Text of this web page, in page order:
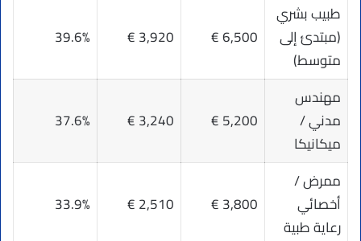
طبيب بشري
(مبتدئ إلى
متوسط)
6,500 €
3,920 €
39.6%
مهندس
مدني /
ميكانيكا
5,200 €
3,240 €
37.6%
ممرض /
أخصائي
رعاية طبية
3,800 €
2,510 €
33.9%